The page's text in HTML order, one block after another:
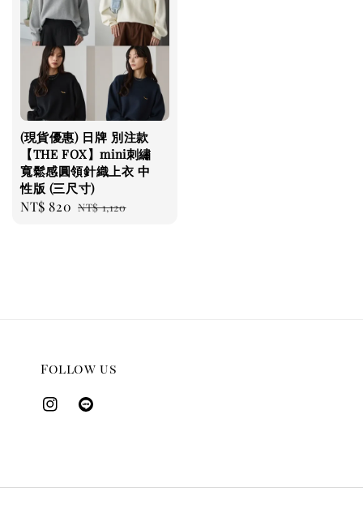
(現貨優惠) 日牌 別注款
【THE FOX】mini刺繡
寬鬆感圓領針織上衣 中
性版 (三尺寸)
Sale
NT$ 820 Regular
NT$ 1,120
Follow us